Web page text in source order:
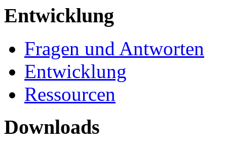
Entwicklung
Fragen und Antworten
Entwicklung
Ressourcen
Downloads